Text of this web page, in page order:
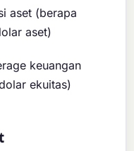
aset (berapa
aset)
keuangan
ekuitas)